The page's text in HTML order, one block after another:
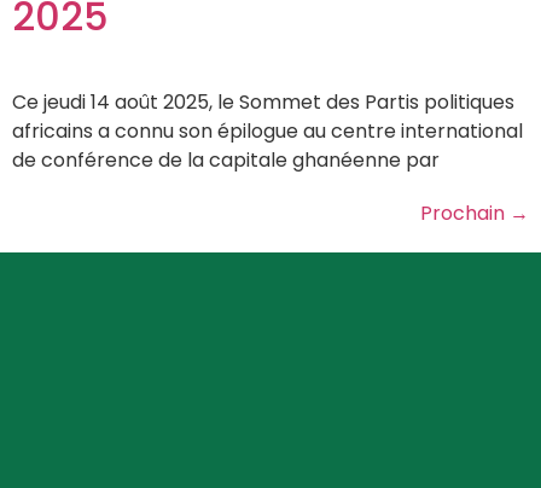
2025
Ce jeudi 14 août 2025, le Sommet des Partis politiques
africains a connu son épilogue au centre international
de conférence de la capitale ghanéenne par
Prochain →